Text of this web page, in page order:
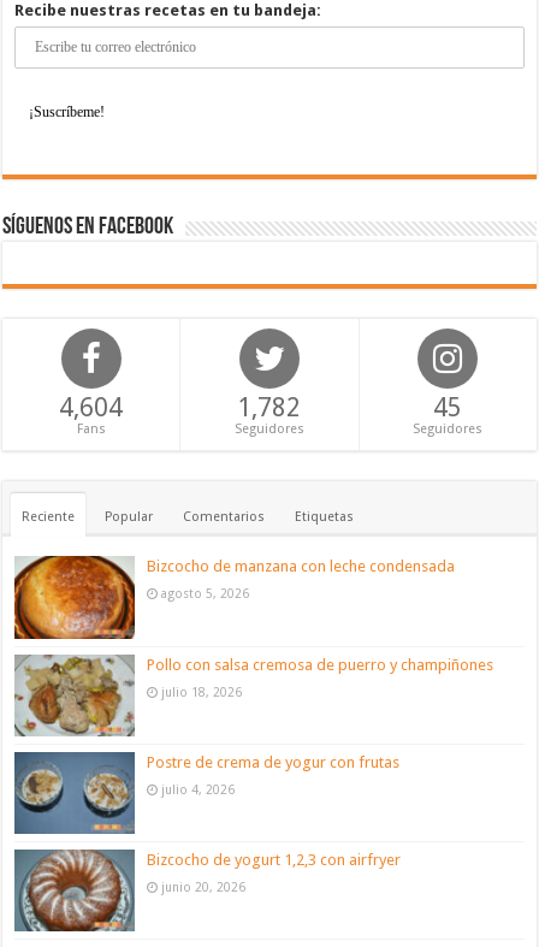
Recibe nuestras recetas en tu bandeja:
Síguenos en Facebook
4,604
Fans
1,782
Seguidores
45
Seguidores
Reciente Popular Comentarios Etiquetas
Bizcocho de manzana con leche condensada
agosto 5, 2026
Pollo con salsa cremosa de puerro y champiñones
julio 18, 2026
Postre de crema de yogur con frutas
julio 4, 2026
Bizcocho de yogurt 1,2,3 con airfryer
junio 20, 2026